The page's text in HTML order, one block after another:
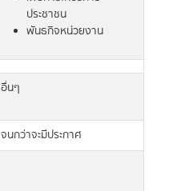
ประชาชน
พันธกิจหน่วยงาน
อื่นๆ
จนกว่าจะมีประกาศ